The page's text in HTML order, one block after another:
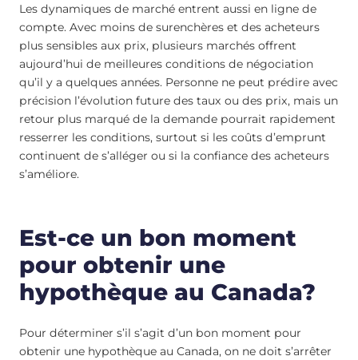
Les dynamiques de marché entrent aussi en ligne de
compte. Avec moins de surenchères et des acheteurs
plus sensibles aux prix, plusieurs marchés offrent
aujourd’hui de meilleures conditions de négociation
qu’il y a quelques années. Personne ne peut prédire avec
précision l’évolution future des taux ou des prix, mais un
retour plus marqué de la demande pourrait rapidement
resserrer les conditions, surtout si les coûts d’emprunt
continuent de s’alléger ou si la confiance des acheteurs
s’améliore.
Est-ce un bon moment
pour obtenir une
hypothèque au Canada?
Pour déterminer s’il s’agit d’un bon moment pour
obtenir une hypothèque au Canada, on ne doit s’arrêter